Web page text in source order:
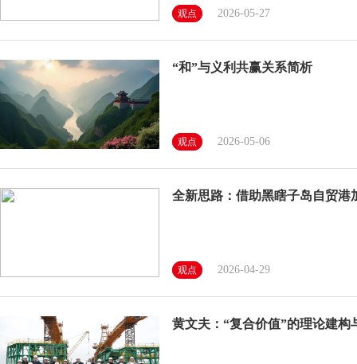
观点 2026-05-27
“和”与义利共赢关系简析
观点 2026-05-06
全新思路：借助黑瞎子岛自贸港
观点 2026-04-29
黄文夫：“复合价值”的理论建构